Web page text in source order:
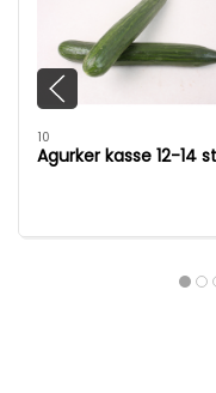
10
Agurker kasse 12-14